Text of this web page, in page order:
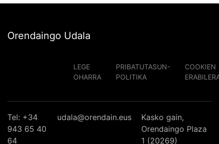
Orendaingo Udala
LEGE
OHARRA
PRIBATUTASUN-
POLITIKA
COOKIEN
Tel: +34
943 65 40
64
udala@orendain.eus
Kasko gain,
Orendaingo Plaza
1 (20269)